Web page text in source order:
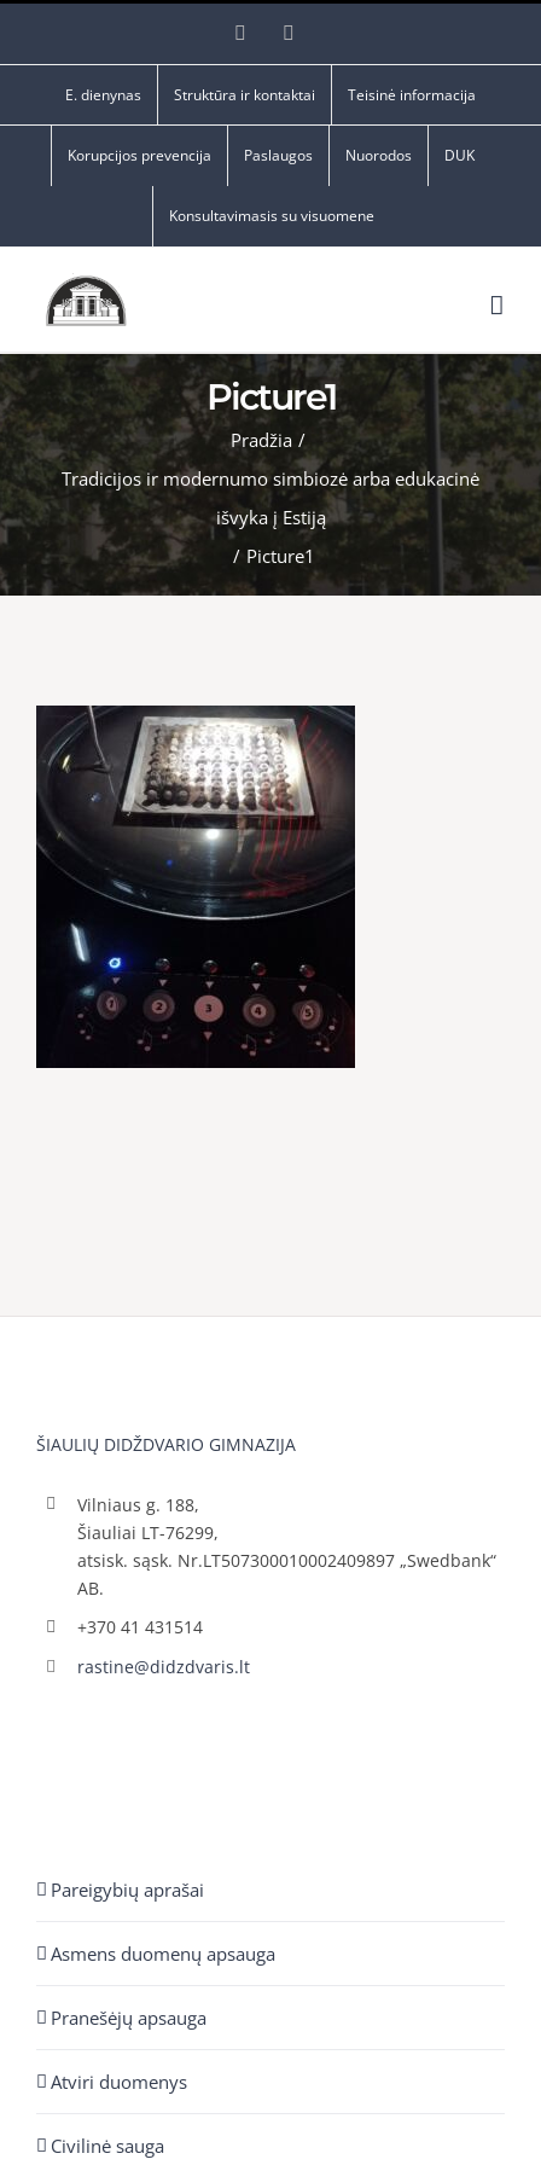
Facebook
E. dienynas Struktūra ir kontaktai Teisinė informacija
Korupcijos prevencija Paslaugos Nuorodos DUK
Konsultavimasis su visuomene
Picture1
Pradžia /
Tradicijos ir modernumo simbiozė arba edukacinė
išvyka į Estiją
/ Picture1
ŠIAULIŲ DIDŽDVARIO GIMNAZIJA
Vilniaus g. 188,
Šiauliai LT-76299,
atsisk. sąsk. Nr.LT507300010002409897 „Swedbank“
AB.
+370 41 431514
rastine@didzdvaris.lt
Pareigybių aprašai
Asmens duomenų apsauga
Pranešėjų apsauga
Atviri duomenys
Civilinė sauga